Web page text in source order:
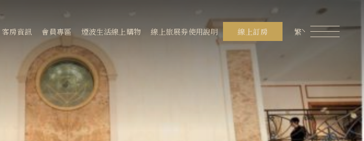
客房資訊 會員專區 煙波生活線上購物 線上旅展券使用說明 線上訂房 繁
會員專區 煙波生活線上購物 線上旅展券使用說明
設施服務